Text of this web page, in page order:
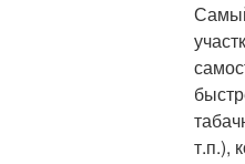
т.п.),